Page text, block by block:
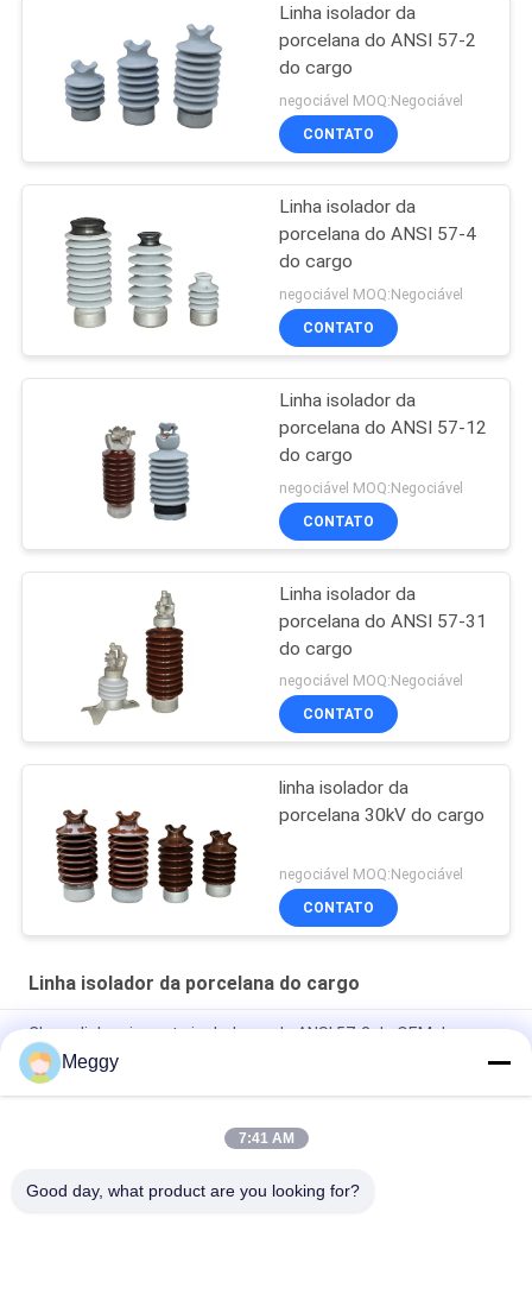
Linha isolador da
porcelana do ANSI 57-2
do cargo
negociável MOQ:Negociável
CONTATO
Linha isolador da
porcelana do ANSI 57-4
do cargo
negociável MOQ:Negociável
CONTATO
Linha isolador da
porcelana do ANSI 57-12
do cargo
negociável MOQ:Negociável
CONTATO
Linha isolador da
porcelana do ANSI 57-31
do cargo
negociável MOQ:Negociável
CONTATO
linha isolador da
porcelana 30kV do cargo
negociável MOQ:Negociável
CONTATO
Linha isolador da porcelana do cargo
Claro - linha cinzenta isoladores do ANSI 57-2 do OEM do cargo
Tipo horizontal linha linha isolador 57-12 da porcelana do OEM
do ANSI do cargo
Linha tipo isolador da distribuição do cargo do ANSI 57-5L de
Meggy
7:41 AM
Good day, what product are you looking for?